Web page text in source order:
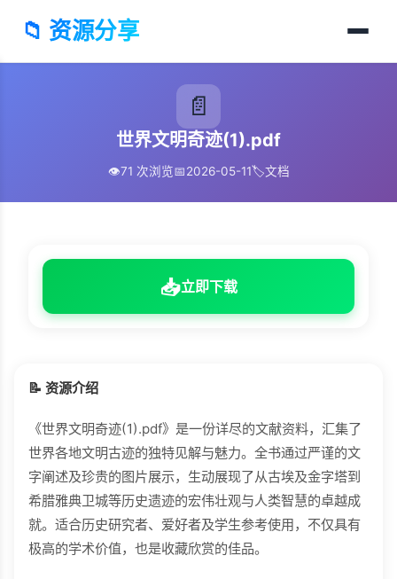
📁 资源分享
📄
世界文明奇迹(1).pdf
👁️71 次浏览📅2026-05-11🏷️文档
📥立即下载
📝 资源介绍
《世界文明奇迹(1).pdf》是一份详尽的文献资料，汇集了
世界各地文明古迹的独特见解与魅力。全书通过严谨的文
字阐述及珍贵的图片展示，生动展现了从古埃及金字塔到
希腊雅典卫城等历史遗迹的宏伟壮观与人类智慧的卓越成
就。适合历史研究者、爱好者及学生参考使用，不仅具有
极高的学术价值，也是收藏欣赏的佳品。